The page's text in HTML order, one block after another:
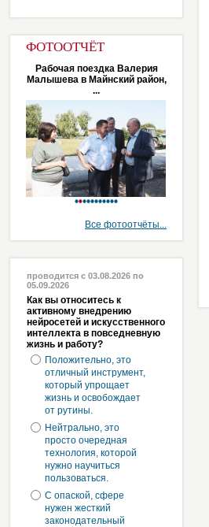
ФОТООТЧЁТ
Рабочая поездка Валерия
Малышева в Майнский район,
...
Все фотоотчёты...
проводится с 03.08.2026 по
05.09.2026
Как вы относитесь к
активному внедрению
нейросетей и искусственного
интеллекта в повседневную
жизнь и работу?
Положительно, это
отличный инструмент,
который упрощает
жизнь и освобождает
от рутины.
Нейтрально, это
просто очередная
технология, которой
нужно научиться
пользоваться.
С опаской, сфере
нужен жесткий
законодательный